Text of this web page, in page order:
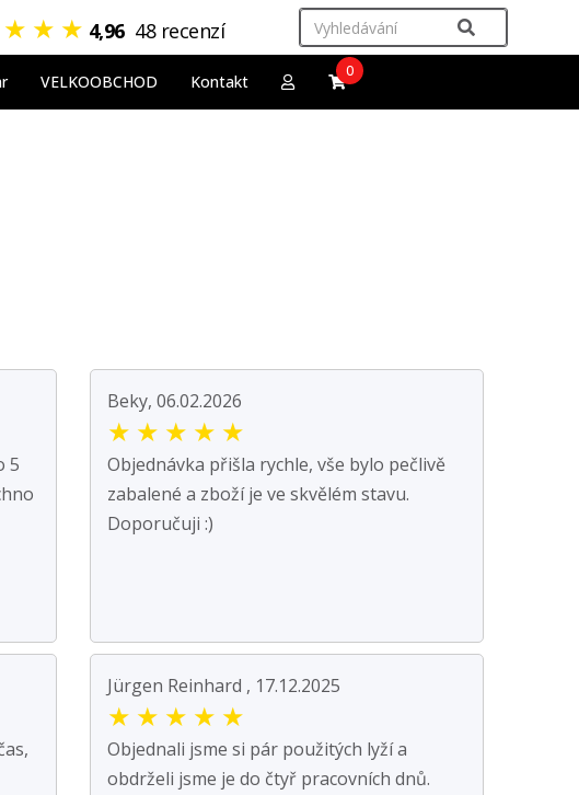
★ ★ ★ 4,96 48 recenzí
VELKOOBCHOD Kontakt
0
5
Beky, 06.02.2026
★ ★ ★ ★ ★
Objednávka přišla rychle, vše bylo pečlivě
zabalené a zboží je ve skvělém stavu.
Doporučuji :)
Jürgen Reinhard , 17.12.2025
★ ★ ★ ★ ★
Objednali jsme si pár použitých lyží a
obdrželi jsme je do čtyř pracovních dnů.